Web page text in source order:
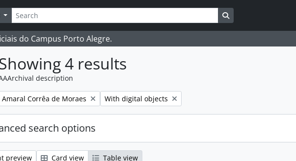
Search options Search in browse
do Campus Porto Alegre.
4 results
description
filter: Corrêa de Moraes Remove filter:
With digital objects
search options
preview Card view Table view